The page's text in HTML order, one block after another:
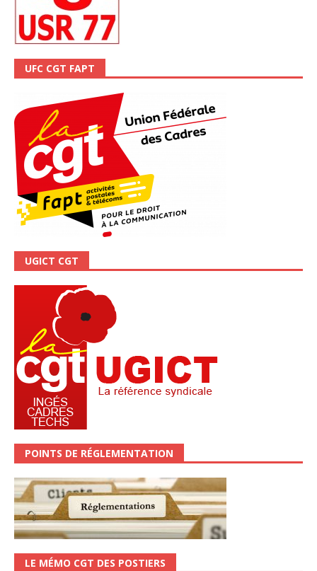
UFC CGT FAPT
UGICT CGT
POINTS DE RÉGLEMENTATION
LE MÉMO CGT DES POSTIERS